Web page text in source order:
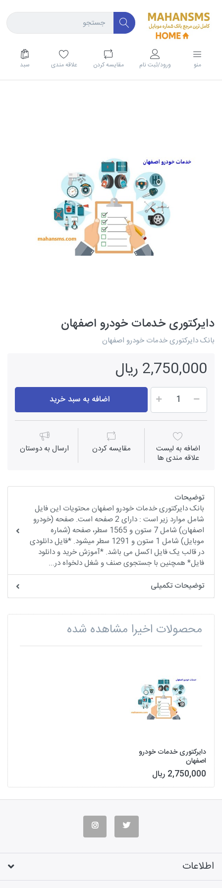
منو ورود/ثبت نام مقايسه كردن علاقه مندی سبد
دایرکتوری خدمات خودرو اصفهان
بانک دایرکتوری خدمات خودرو اصفهان
2,750,000 ریال
اضافه به سبد خرید
اضافه به لیست
علاقه مندی ها
مقايسه كردن ارسال به دوستان
توضیحات
بانک دایرکتوری خدمات خودرو اصفهان محتویات این فایل
شامل موارد زیر است : دارای 2 صفحه است. صفحه (خودرو
اصفهان) شامل 7 ستون و 1565 سطر، صفحه (شماره
موبایل) شامل 1 ستون و 1291 سطر میشود. *فایل دانلودی
در قالب یک فایل اکسل می باشد. *آموزش خرید و دانلود
فایل* همچنین با جستجوی صنف و شغل دلخواه در...
توضیحات تکمیلی
محصولات اخیرا مشاهده شده
دایرکتوری خدمات خودرو
اصفهان
2,750,000 ریال
اطلاعات